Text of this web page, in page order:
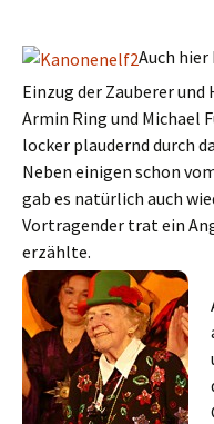
Auch hier
Einzug der Zauberer
Armin Ring und Michael
locker plaudernd durch
Neben einigen schon
gab es natürlich auch
Vortragender trat ein
erzählte.